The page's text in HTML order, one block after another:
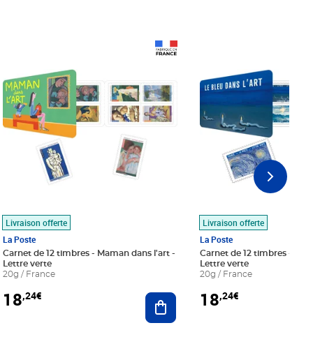
au panier
Livraison offerte
La Poste
Carnet de 12 timbres - Maman dans l'art -
Lettre verte
20g / France
18,24€ Ajouter au panier
Livraison offerte
La Poste
Carnet de 12 timbres - Le
Lettre verte
20g / France
18,24€